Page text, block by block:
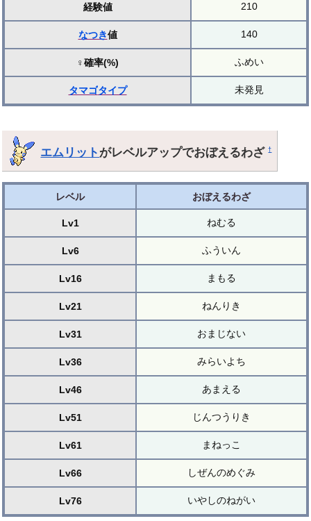
経験値 210
なつき値 140
♀確率(%) ふめい
タマゴタイプ 未発見
エムリットがレベルアップでおぼえるわざ†
レベル おぼえるわざ
Lv1 ねむる
Lv6 ふういん
Lv16 まもる
Lv21 ねんりき
Lv31 おまじない
Lv36 みらいよち
Lv46 あまえる
Lv51 じんつうりき
Lv61 まねっこ
Lv66 しぜんのめぐみ
Lv76 いやしのねがい